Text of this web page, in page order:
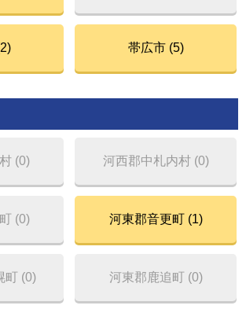
帯広市 (5)
(0) 河西郡中札内村 (0)
(0) 河東郡音更町 (1)
町 (0) 河東郡鹿追町 (0)